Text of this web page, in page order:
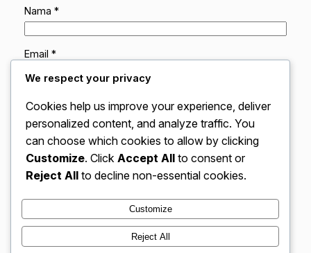
Nama *
Email *
Simpan nama, email, dan situs web saya pada
peramban ini untuk komentar saya berikutnya.
We respect your privacy
Cookies help us improve your experience, deliver
personalized content, and analyze traffic. You
can choose which cookies to allow by clicking
Customize. Click Accept All to consent or
Reject All to decline non-essential cookies.
Customize
Reject All